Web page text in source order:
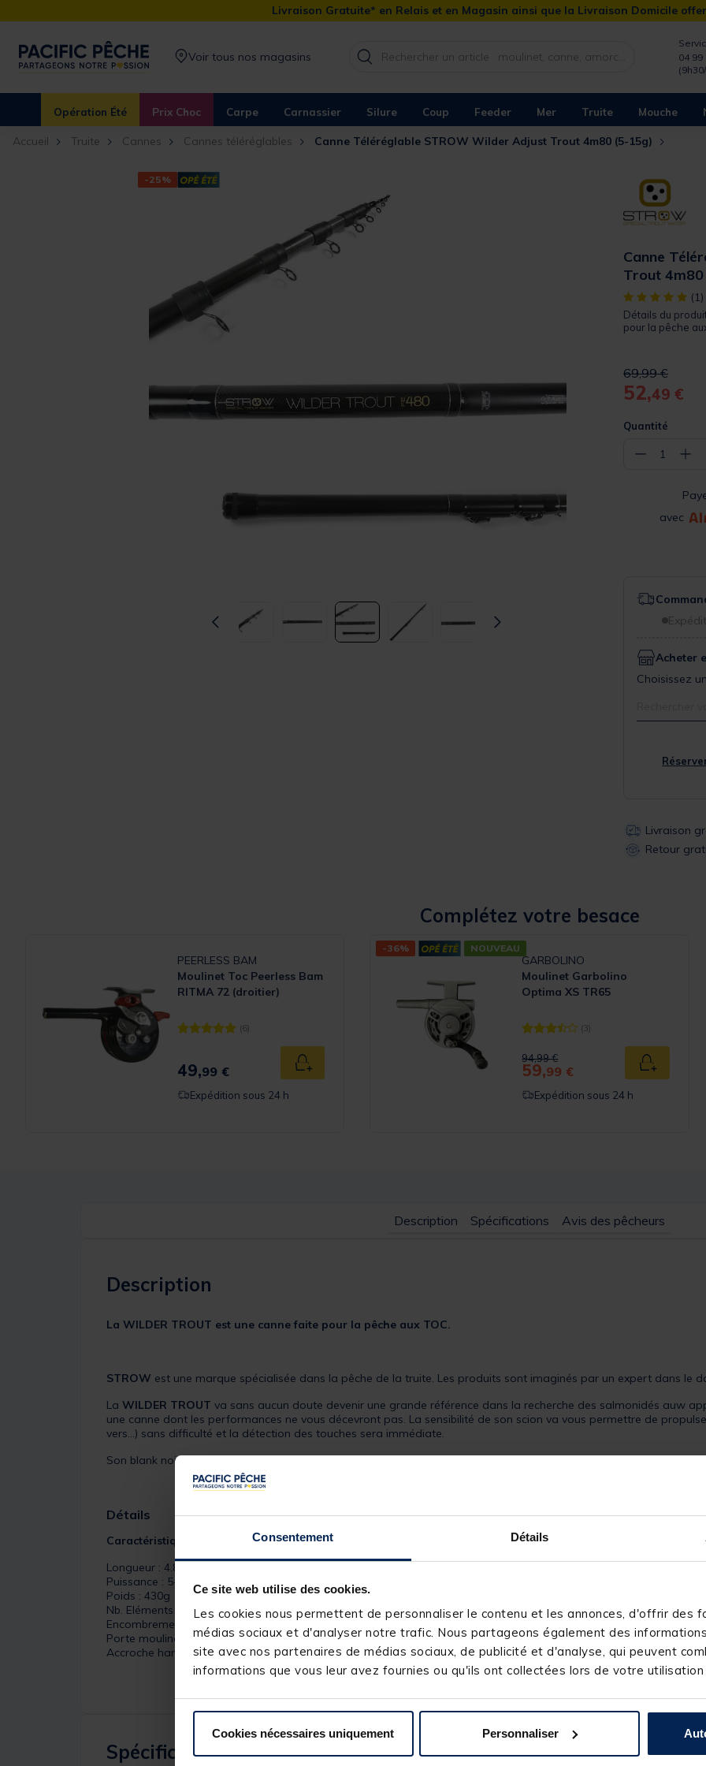
Consentement Détails
Ce site web utilise des cookies.
Les cookies nous permettent de personnaliser le contenu et les annonces, d'offrir des
médias sociaux et d'analyser notre trafic. Nous partageons également des
site avec nos partenaires de médias sociaux, de publicité et d'analyse, qui peuvent
informations que vous leur avez fournies ou qu'ils ont collectées lors de votre
Cookies nécessaires uniquement Personnaliser
Livraison Gratuite* en Relais et en Magasin ainsi que la Livraison Domicile
Voir tous nos magasins
04 99
Opération Été Prix Choc Carpe Carnassier Silure Coup Feeder Mer Truite Mouche
Accueil Truite Cannes Cannes téléréglables Canne Téléréglable STROW Wilder Adjust Trout 4m80 (5-15g)
-25%
Canne
Trout
[object Object]
(1)
Détails du
pour la pêche
Price reduced
69,99 €to
52,49 €
Quantité
− 1 +
avec
Acheter
Choisissez
Livraison
Retour
Complétez votre besace
PEERLESS BAM
Moulinet Toc Peerless Bam
RITMA 72 (droitier)
[object Object] out of 5 Customer Rating
(6)
49,99 € Ajouter au panier
Expédition sous 24 h
-36% NOUVEAU
GARBOLINO
Moulinet Garbolino
Optima XS TR65
[object Object] out of 5 Customer
(3)
Price reduced from
94,99 €to
59,99 € Ajouter
Expédition sous 24 h
Description Spécifications Avis des pêcheurs
Description
La WILDER TROUT est une canne faite pour la pêche aux TOC.
STROW est une marque spécialisée dans la pêche de la truite. Les produits sont imaginés par un expert dans le
La WILDER TROUT va sans aucun doute devenir une grande référence dans la recherche des salmonidés auw
une canne dont les performances ne vous décevront pas. La sensibilité de son scion va vous permettre de
vers...) sans difficulté et la détection des touches sera immédiate.
Son blank noir mat va éviter les reflets du soleil sur la canne, votre discrétion sera donc maximale. Le porte
Détails
Caractéristiques :
Longueur : 4.80m
Puissance : 5-15g
Poids : 430g
Nb. Eléments : 8
Encombrement : 0.90m
Porte moulinet fixe
Accroche hameçon
Spécifications